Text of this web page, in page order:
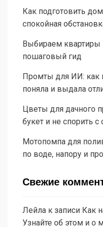
Как подготовить
спокойная
Выбираем квартиры
пошаговый гид
Промты для ИИ: как
поняла и выдала
Цветы для дачного
букет и не спорить с
Мотопомпа для
по воде, напору и
Свежие
Лейла к записи Как
Узнайте об этом и о